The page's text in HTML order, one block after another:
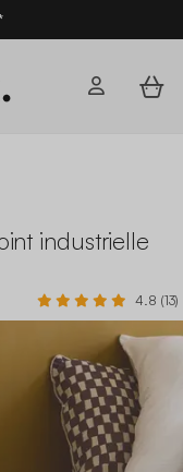
SUMMER10
industrielle
4.8 (13)